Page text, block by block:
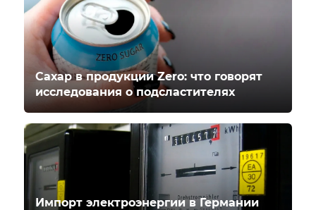
Сахар в продукции Zero: что говорят
исследования о подсластителях
Импорт электроэнергии в Германии